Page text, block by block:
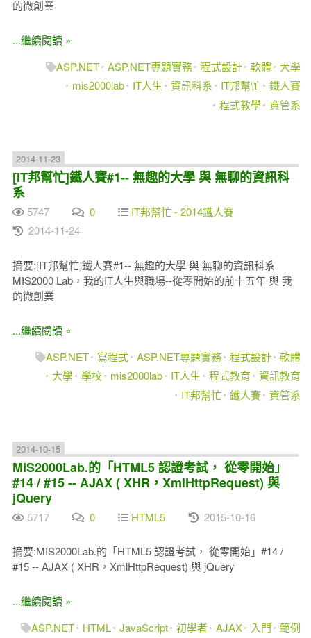
的微創業
...繼續閱讀 »
ASP.NET ASP.NET專題實務 程式設計 軟體
大學
mis2000lab
IT人生 資訊科系 IT邦幫忙 鐵人賽
程式教學 資管系
2014-11-23
[IT邦幫忙]鐵人賽#1-- 無趣的大學 與 無聊的資訊科
系
5747 0
IT邦幫忙 - 2014鐵人賽
2014-11-24
摘要:[IT邦幫忙]鐵人賽#1-- 無趣的大學 與 無聊的資訊科系
MIS2000 Lab，我的IT人生與職場--從零開始的前十五年 與 我
的微創業
...繼續閱讀 »
ASP.NET
寫程式 ASP.NET專題實務 程式設計 軟體
大學 學校 mis2000lab IT人生 程式教育
資訊教育
IT邦幫忙 鐵人賽 資管系
2014-10-15
MIS2000Lab.的「HTML5 認證考試， 從零開始」
#14 / #15 -- AJAX ( XHR，XmlHttpRequest) 與
jQuery
5717 0 HTML5 2015-10-16
摘要:MIS2000Lab.的「HTML5 認證考試， 從零開始」#14 /
#15 -- AJAX ( XHR，XmlHttpRequest) 與 jQuery
...繼續閱讀 »
ASP.NET
HTML JavaScript 初學者 AJAX 入門
範例